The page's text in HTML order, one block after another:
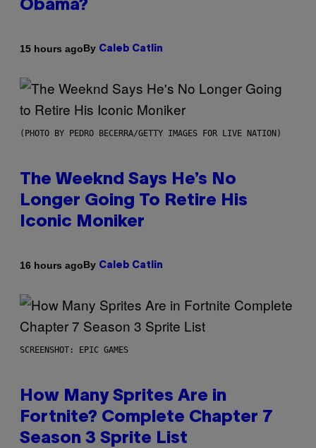
Obama?
15 hours agoBy Caleb Catlin
(PHOTO BY PEDRO BECERRA/GETTY IMAGES FOR LIVE NATION)
The Weeknd Says He’s No
Longer Going To Retire His
Iconic Moniker
16 hours agoBy Caleb Catlin
SCREENSHOT: EPIC GAMES
How Many Sprites Are in
Fortnite? Complete Chapter 7
Season 3 Sprite List